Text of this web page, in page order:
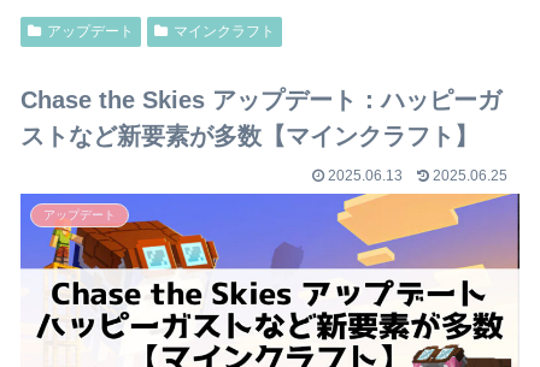
アップデート マインクラフト
Chase the Skies アップデート：ハッピーガ
ストなど新要素が多数【マインクラフト】
2025.06.13 2025.06.25
アップデート